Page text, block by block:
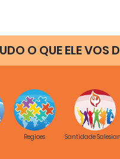
O QUE ELE VOS
Regioes Santidade